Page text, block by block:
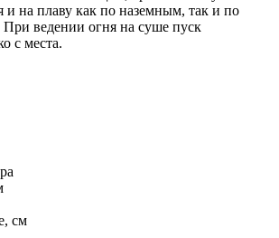
и на плаву как по наземным, так и по
ведении огня на суше пуск
с места.
см